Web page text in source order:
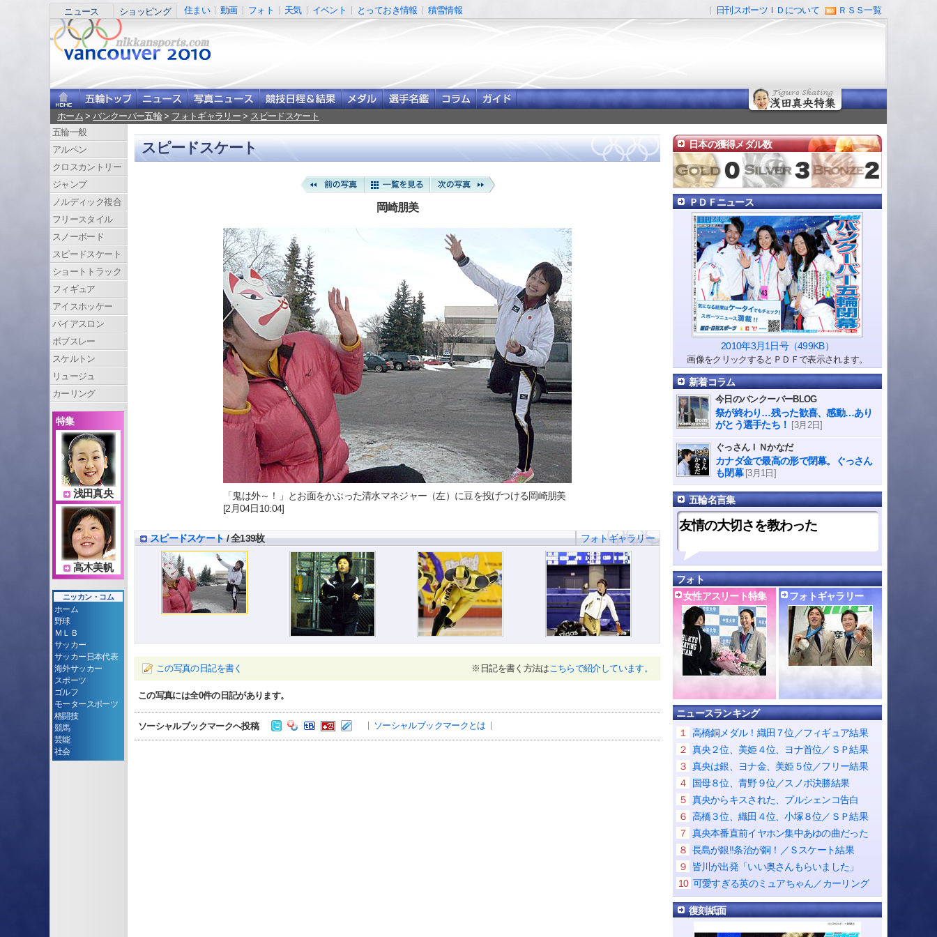
ニュース ショッピング 住まい 動画 フォト 天気 イベント とっておき情報 積雪情報 日刊スポーツＩＤについて ＲＳＳ一覧
ホーム >バンクーバー五輪> フォトギャラリー > スピードスケート
スピードスケート
岡崎朋美
「鬼は外～！」とお面をかぶった清水マネジャー（左）に豆を投げつける岡崎朋美
[2月04日10:04]
スピードスケート/ 全139枚 フォトギャラリー
この写真の日記を書く ※日記を書く方法は こちらで紹介しています。
この写真には全0件の日記があります。
ソーシャルブックマークへ投稿 ソーシャルブックマークとは
五輪一般
アルペン
クロスカントリー
ジャンプ
ノルディック複合
フリースタイル
スノーボード
スピードスケート
ショートトラック
フィギュア
アイスホッケー
バイアスロン
ボブスレー
スケルトン
リュージュ
カーリング
特集
浅田真央
高木美帆
ニッカン・コム
ホーム
野球
ＭＬＢ
サッカー
サッカー日本代表
海外サッカー
スポーツ
ゴルフ
モータースポーツ
格闘技
競馬
芸能
社会
日本の獲得メダル数
ＰＤＦニュース
2010年3月1日号（499KB）
画像をクリックするとＰＤＦで表示されます。
新着コラム
今日のバンクーバーBLOG
祭が終わり…残った歓喜、感動…あり
がとう選手たち！ [3月2日]
ぐっさんＩＮかなだ
カナダ金で最高の形で閉幕。ぐっさん
も閉幕 [3月1日]
五輪名言集
友情の大切さを教わった
フォト
女性アスリート特集
フォトギャラリー
ニュースランキング
１
高橋銅メダル！織田７位／フィギュア結果
２ 真央２位、美姫４位、ヨナ首位／ＳＰ結果
３ 真央は銀、ヨナ金、美姫５位／フリー結果
４
国母８位、青野９位／スノボ決勝結果
５ 真央からキスされた、プルシェンコ告白
６ 高橋３位、織田４位、小塚８位／ＳＰ結果
７ 真央本番直前イヤホン集中あゆの曲だった
８ 長島が銀!!条治が銅！／Ｓスケート結果
９
皆川が出発「いい奥さんもらいました」
10 可愛すぎる英のミュアちゃん／カーリング
復刻紙面